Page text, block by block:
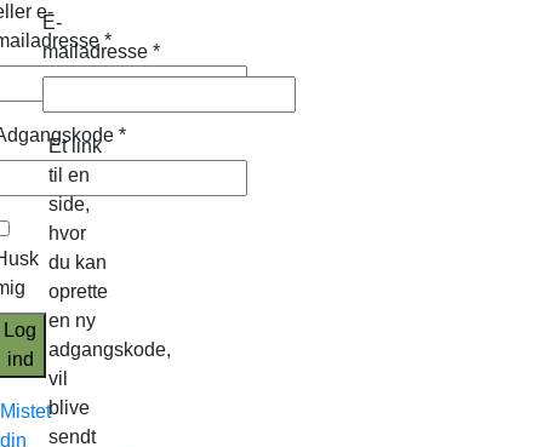
e-
*
*
Log
ind
Mistet
din
E-
mailadresse *
Et link
til en
side,
hvor
du kan
oprette
en ny
adgangskode,
vil
blive
sendt